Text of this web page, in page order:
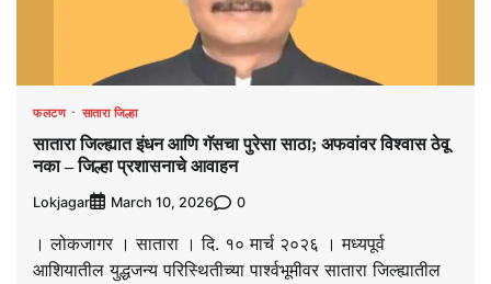
फलटण सातारा जिल्हा
सातारा जिल्ह्यात इंधन आणि गॅसचा पुरेसा साठा; अफवांवर विश्वास ठेवू
नका – जिल्हा प्रशासनाचे आवाहन
Lokjagar March 10, 2026 0
। लोकजागर । सातारा । दि. १० मार्च २०२६ । मध्यपूर्व
आशियातील युद्धजन्य परिस्थितीच्या पार्श्वभूमीवर सातारा जिल्ह्यातील